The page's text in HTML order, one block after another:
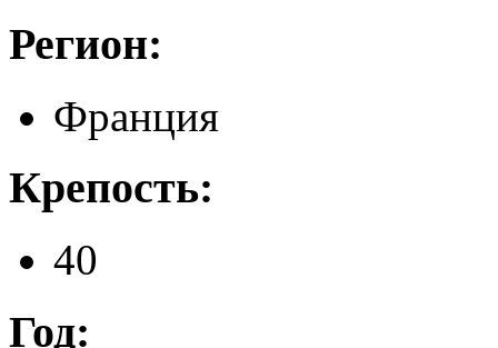
Регион:
Франция
Крепость:
40
Год: